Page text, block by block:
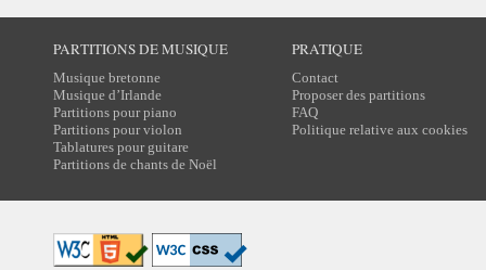
PARTITIONS DE MUSIQUE
Musique bretonne
Musique d’Irlande
Partitions pour piano
Partitions pour violon
Tablatures pour guitare
Partitions de chants de Noël
PRATIQUE
Contact
Proposer des partitions
FAQ
Politique relative aux cookies